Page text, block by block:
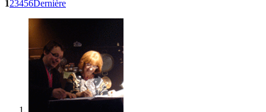
123456Dernière